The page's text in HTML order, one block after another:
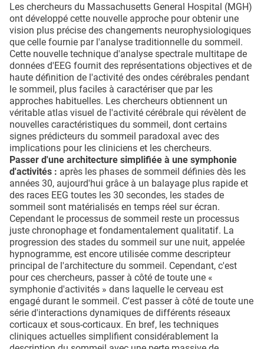
Les chercheurs du Massachusetts General Hospital (MGH)
ont développé cette nouvelle approche pour obtenir une
vision plus précise des changements neurophysiologiques
que celle fournie par l'analyse traditionnelle du sommeil.
Cette nouvelle technique d'analyse spectrale multitape de
données d'EEG fournit des représentations objectives et de
haute définition de l'activité des ondes cérébrales pendant
le sommeil, plus faciles à caractériser que par les
approches habituelles. Les chercheurs obtiennent un
véritable atlas visuel de l'activité cérébrale qui révèlent de
nouvelles caractéristiques du sommeil, dont certains
signes prédicteurs du sommeil paradoxal avec des
implications pour les cliniciens et les chercheurs.
Passer d'une architecture simplifiée à une symphonie
d'activités : après les phases de sommeil définies dès les
années 30, aujourd'hui grâce à un balayage plus rapide et
des races EEG toutes les 30 secondes, les stades de
sommeil sont matérialisés en temps réel sur écran.
Cependant le processus de sommeil reste un processus
juste chronophage et fondamentalement qualitatif. La
progression des stades du sommeil sur une nuit, appelée
hypnogramme, est encore utilisée comme descripteur
principal de l'architecture du sommeil. Cependant, c'est
pour ces chercheurs, passer à côté de toute une «
symphonie d'activités » dans laquelle le cerveau est
engagé durant le sommeil. C'est passer à côté de toute une
série d'interactions dynamiques de différents réseaux
corticaux et sous-corticaux. En bref, les techniques
cliniques actuelles simplifient considérablement la